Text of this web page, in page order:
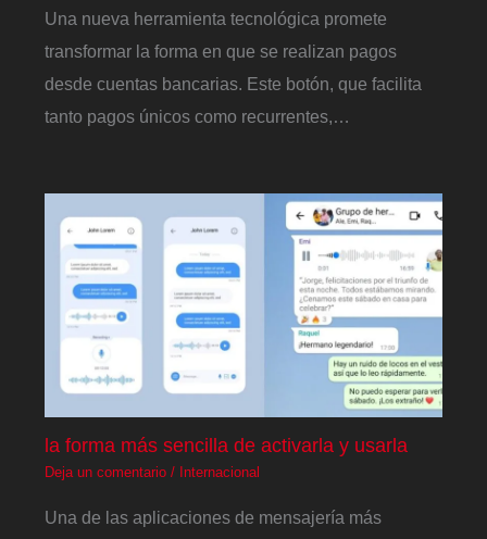
Una nueva herramienta tecnológica promete
transformar la forma en que se realizan pagos
desde cuentas bancarias. Este botón, que facilita
tanto pagos únicos como recurrentes,…
la forma más sencilla de activarla y usarla
Deja un comentario / Internacional
Una de las aplicaciones de mensajería más